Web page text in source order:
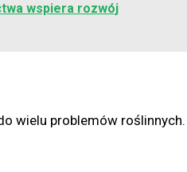
wspiera rozwój
wielu problemów roślinnych.